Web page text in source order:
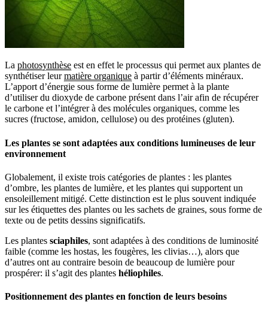
La photosynthèse est en effet le processus qui permet aux plantes de
synthétiser leurmatière organique à partir d’éléments minéraux.
L’apport d’énergie sous forme de lumière permet à la plante
d’utiliser du dioxyde de carbone présent dans l’air afin de récupérer
le carbone et l’intégrer à des molécules organiques, comme les
sucres (fructose, amidon, cellulose) ou des protéines (gluten).
Les plantes se sont adaptées aux conditions lumineuses de leur
environnement
Globalement, il existe trois catégories de plantes : les plantes
d’ombre, les plantes de lumière, et les plantes qui supportent un
ensoleillement mitigé. Cette distinction est le plus souvent indiquée
sur les étiquettes des plantes ou les sachets de graines, sous forme de
texte ou de petits dessins significatifs.
Les plantes sciaphiles, sont adaptées à des conditions de luminosité
faible (comme les hostas, les fougères, les clivias…), alors que
d’autres ont au contraire besoin de beaucoup de lumière pour
prospérer: il s’agit des plantes héliophiles.
Positionnement des plantes en fonction de leurs besoins